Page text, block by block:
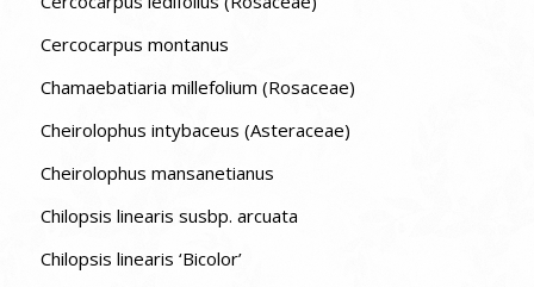
Cercocarpus montanus
Chamaebatiaria millefolium (Rosaceae)
Cheirolophus intybaceus (Asteraceae)
Cheirolophus mansanetianus
Chilopsis linearis susbp. arcuata
Chilopsis linearis ‘Bicolor’